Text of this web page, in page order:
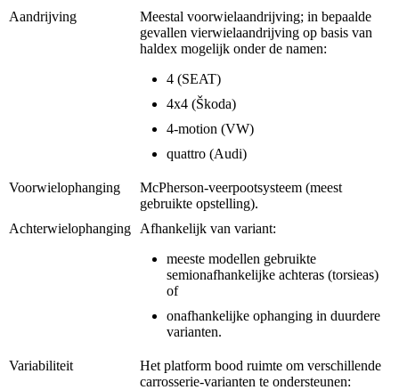
Aandrijving
Meestal voorwielaandrijving; in bepaalde
gevallen vierwielaandrijving op basis van
haldex mogelijk onder de namen:
4 (SEAT)
4x4 (Škoda)
4-motion (VW)
quattro (Audi)
Voorwielophanging
McPherson-veerpootsysteem (meest
gebruikte opstelling).
Achterwielophanging
Afhankelijk van variant:
meeste modellen gebruikte
semionafhankelijke achteras (torsieas)
of
onafhankelijke ophanging in duurdere
varianten.
Variabiliteit
Het platform bood ruimte om verschillende
carrosserie-varianten te ondersteunen: